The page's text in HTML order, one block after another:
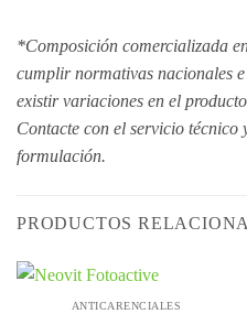
*Composición comercializada
cumplir normativas nacionales
existir variaciones en el
Contacte con el servicio
formulación.
PRODUCTOS
ANTICARENCIALES